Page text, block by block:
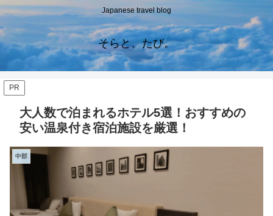
Japanese travel blog
そらと、たび。
PR
大人数で泊まれるホテル5選！おすすめの
安い温泉付き宿泊施設を厳選！
中部